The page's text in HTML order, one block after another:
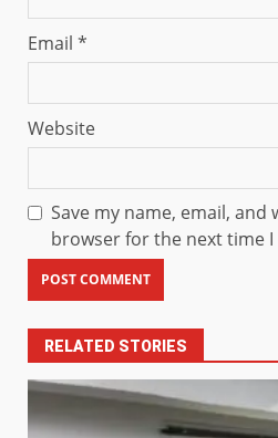
Email *
Website
Save my name, email, and
browser for the next time
RELATED STORIES